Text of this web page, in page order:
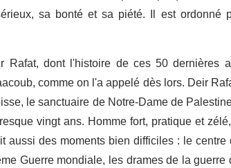
sa bonté et sa piété. Il est
Rafat, dont l'histoire de ces 50 dernières
comme on l'a appelé dès lors. Deir
le sanctuaire de Notre-Dame de
vingt ans. Homme fort, pratique et
des moments bien difficiles : le
Guerre mondiale, les drames de la